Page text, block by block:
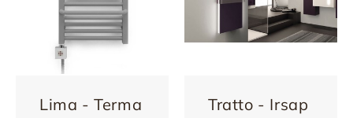
Lima - Terma Tratto - Irsap